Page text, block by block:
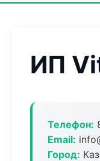
ИП
Телефон:
Email:
Город: